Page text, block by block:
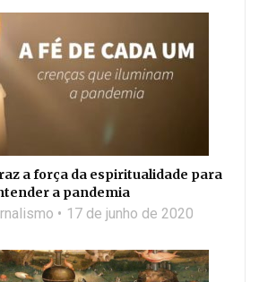
a força da espiritualidade para
a pandemia
17 de junho de 2020